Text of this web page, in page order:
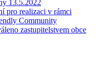
13.5.2022
pro realizaci v rámci
Community
zastupitelstvem obce